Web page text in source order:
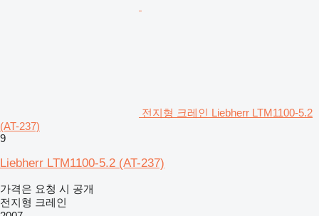
전지형 크레인 Liebherr LTM1100-5.2
(AT-237)
9
Liebherr LTM1100-5.2 (AT-237)
가격은 요청 시 공개
전지형 크레인